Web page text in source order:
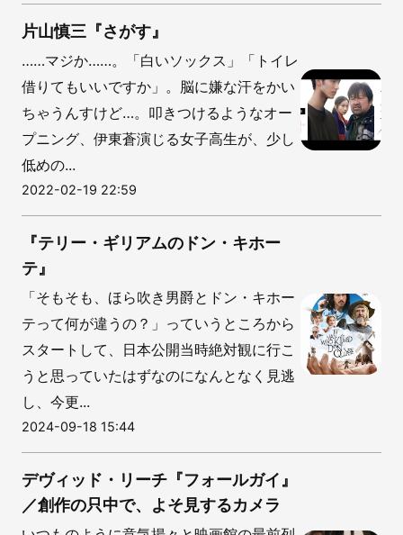
片山慎三『さがす』
……マジか……。「白いソックス」「トイレ
借りてもいいですか」。脳に嫌な汗をかい
ちゃうんすけど…。叩きつけるようなオー
プニング、伊東蒼演じる女子高生が、少し
低めの...
2022-02-19 22:59
『テリー・ギリアムのドン・キホー
テ』
「そもそも、ほら吹き男爵とドン・キホー
テって何が違うの？」っていうところから
スタートして、日本公開当時絶対観に行こ
うと思っていたはずなのになんとなく見逃
し、今更...
2024-09-18 15:44
デヴィッド・リーチ『フォールガイ』
／創作の只中で、よそ見するカメラ